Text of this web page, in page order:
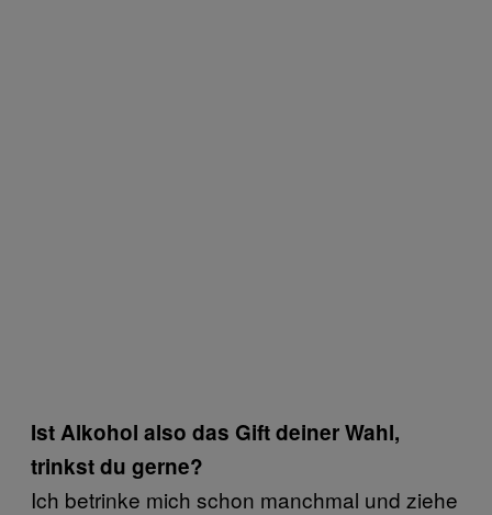
Ist Alkohol also das Gift deiner Wahl,
trinkst du gerne?
Ich betrinke mich schon manchmal und ziehe